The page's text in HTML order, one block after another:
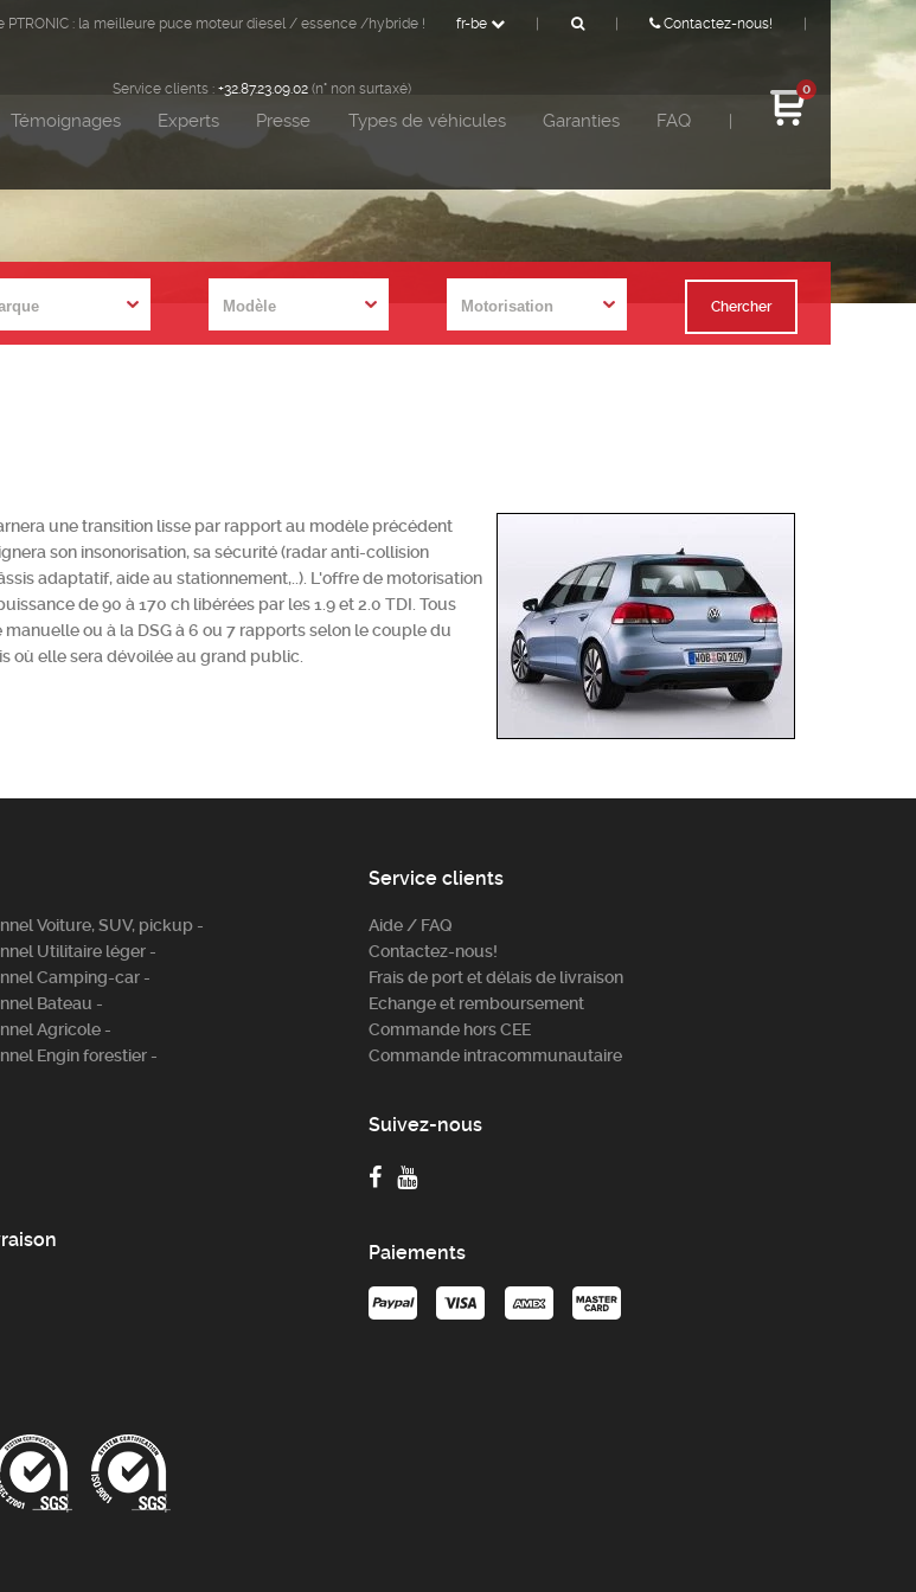
Témoignages Experts Presse Types de véhicules Garanties FAQ
0
PTRONIC : la meilleure puce moteur diesel / essence /hybride ! fr-be Contactez-nous!
Service clients : +32.87.23.09.02 (n° non surtaxé)
Chercher
une transition lisse par rapport au modèle précédent
son insonorisation, sa sécurité (radar anti-collision
adaptatif, aide au stationnement,..). L'offre de motorisation
de 90 à 170 ch libérées par les 1.9 et 2.0 TDI. Tous
ou à la DSG à 6 ou 7 rapports selon le couple du
où elle sera dévoilée au grand public.
Voiture, SUV, pickup -
Utilitaire léger -
Camping-car -
Bateau -
Agricole -
Engin forestier -
Service clients
Aide / FAQ
Contactez-nous!
Frais de port et délais de livraison
Echange et remboursement
Commande hors CEE
Commande intracommunautaire
Suivez-nous
Paiements